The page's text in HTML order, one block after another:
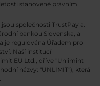
stanovené právním
společnosti TrustPay a.
bankou Slovenska, a
je regulována Úřadem pro
Naší institucí
EU Ltd., dříve "Unlimint
názvy: "UNLIMIT"), která